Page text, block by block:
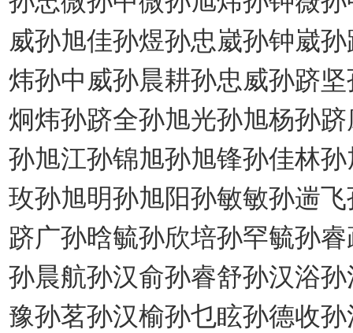
威孙旭佳孙煜孙忠崴孙钟崴
炜孙中威孙晨耕孙忠威孙跻
炯炜孙跻全孙旭光孙旭杨孙
孙旭江孙锦旭孙旭锋孙佳林
玫孙旭明孙旭阳孙敏敏孙遄
跻广孙晗毓孙欣培孙罕毓孙
孙晨航孙汉俞孙睿舒孙汉浴
豫孙茗孙汉榆孙乜眩孙德收